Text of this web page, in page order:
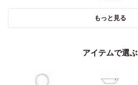
もっと見る
アイテムで選ぶ